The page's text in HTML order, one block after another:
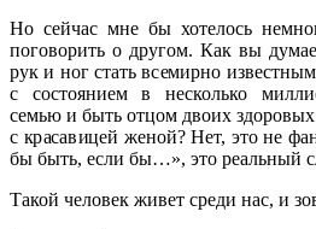
Но сейчас мне бы хотелось
поговорить о другом. Как вы
рук и ног стать всемирно
с состоянием в несколько
семью и быть отцом двоих здоровых
с красавицей женой? Нет, это не
бы быть, если бы…», это реальный
Такой человек живет среди нас, и